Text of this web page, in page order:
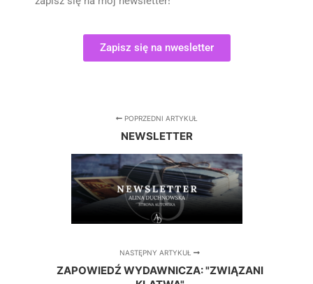
Zapisz się na nwesletter
POPRZEDNI ARTYKUŁ
NEWSLETTER
NASTĘPNY ARTYKUŁ
ZAPOWIEDŹ WYDAWNICZA: "ZWIĄZANI